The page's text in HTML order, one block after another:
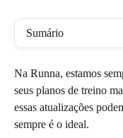
Sumário
Na Runna, estamos
seus planos de treino
essas atualizações
sempre é o ideal.